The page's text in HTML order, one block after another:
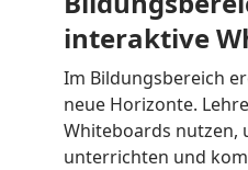
interaktive
Im Bildungsbereich
neue Horizonte.
Whiteboards nutzen,
unterrichten und